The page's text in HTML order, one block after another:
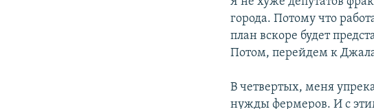
города. Потому что
план вскоре будет
Потом, перейдем к
В четвертых, меня
нужды фермеров. И с